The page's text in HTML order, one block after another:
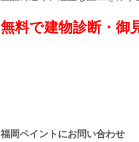
無料で建物診断・御
福岡ペイントにお問い合わせ